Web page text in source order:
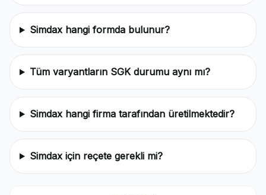
Simdax hangi formda bulunur?
Tüm varyantların SGK durumu aynı mı?
Simdax hangi firma tarafından üretilmektedir?
Simdax için reçete gerekli mi?